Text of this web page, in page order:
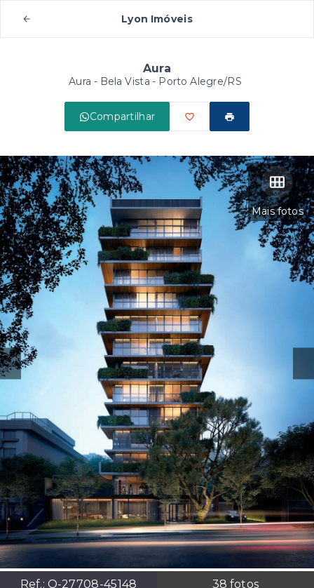
Lyon Imóveis
Aura
Aura - Bela Vista - Porto Alegre/RS
Compartilhar
Mais fotos
Ref.: O-27708-45148 38 fotos